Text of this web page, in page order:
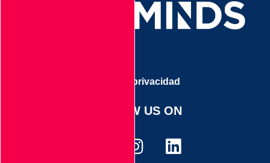
Aviso de privacidad
FOLLOW US ON